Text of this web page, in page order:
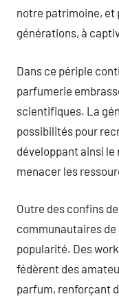
notre patrimoine, et
générations, à
Dans ce périple
parfumerie
scientifiques. La
possibilités pour
développant ainsi
menacer les
Outre des confins
communautaires
popularité. Des
fédèrent des
parfum, renforçant